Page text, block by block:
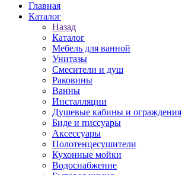
Главная
Каталог
Назад
Каталог
Мебель для ванной
Унитазы
Смесители и душ
Раковины
Ванны
Инсталляции
Душевые кабины и ограждения
Биде и писсуары
Аксессуары
Полотенцесушители
Кухонные мойки
Водоснабжение